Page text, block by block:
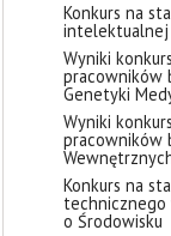
Konkurs na
intelektualnej
Wyniki
pracowników
Genetyki
Wyniki
pracowników
Konkurs na
o Środowisku